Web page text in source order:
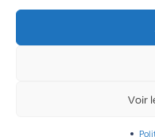
Voir
The Stranges